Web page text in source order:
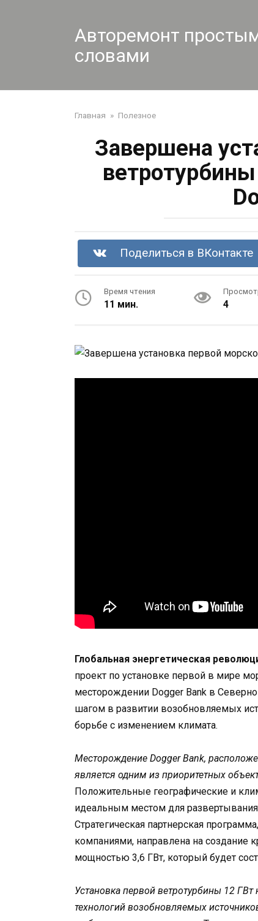
Авторемонт
словами
Главная » Полезное
Завершена
Поделиться в ВКонтакте
Время чтения
11 мин. 4
Глобальная энергетическая
проект по установке первой в мире
месторождении Dogger Bank в
шагом в развитии возобновляемых
борьбе с изменением климата.
Месторождение Dogger Bank,
является одним из приоритетных
Положительные географические и
идеальным местом для
Стратегическая партнерская
компаниями, направлена на создание
мощностью 3,6 ГВт, который будет
Установка первой ветротурбины 12
технологий возобновляемых